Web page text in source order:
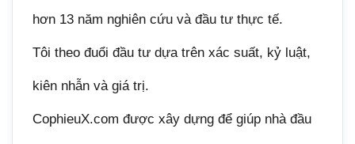
hơn 13 năm nghiên cứu và đầu tư thực tế.
Tôi theo đuổi đầu tư dựa trên xác suất, kỷ luật,
kiên nhẫn và giá trị.
CophieuX.com được xây dựng để giúp nhà đầu